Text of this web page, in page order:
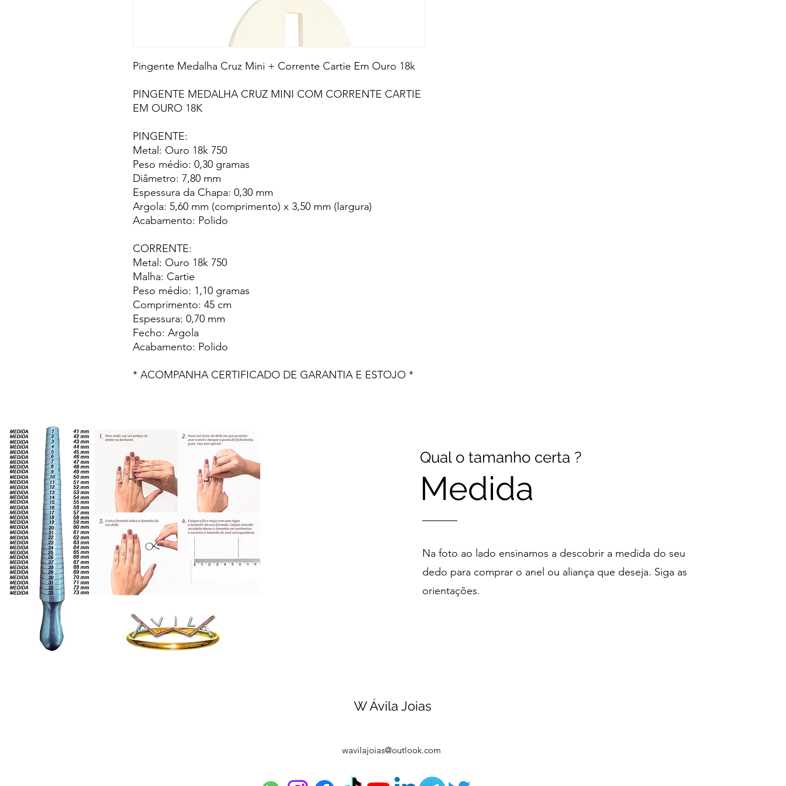
Pingente Medalha Cruz Mini + Corrente Cartie Em Ouro 18k
PINGENTE MEDALHA CRUZ MINI COM CORRENTE CARTIE
EM OURO 18K
PINGENTE:
Metal: Ouro 18k 750
Peso médio: 0,30 gramas
Diâmetro: 7,80 mm
Espessura da Chapa: 0,30 mm
Argola: 5,60 mm (comprimento) x 3,50 mm (largura)
Acabamento: Polido
CORRENTE:
Metal: Ouro 18k 750
Malha: Cartie
Peso médio: 1,10 gramas
Comprimento: 45 cm
Espessura: 0,70 mm
Fecho: Argola
Acabamento: Polido
* ACOMPANHA CERTIFICADO DE GARANTIA E ESTOJO *
Qual o tamanho certa ?
Medida
Na foto ao lado ensinamos a descobrir a medida do seu
dedo para comprar o anel ou aliança que deseja. Siga as
orientações.
W Ávila Joias
wavilajoias@outlook.com